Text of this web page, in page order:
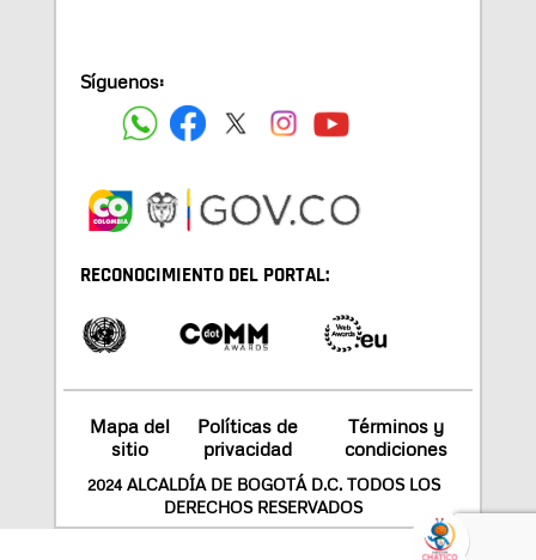
Síguenos:
RECONOCIMIENTO DEL PORTAL:
Mapa del
sitio
Políticas de
privacidad
Términos y
condiciones
2024 ALCALDÍA DE BOGOTÁ D.C. TODOS LOS
DERECHOS RESERVADOS